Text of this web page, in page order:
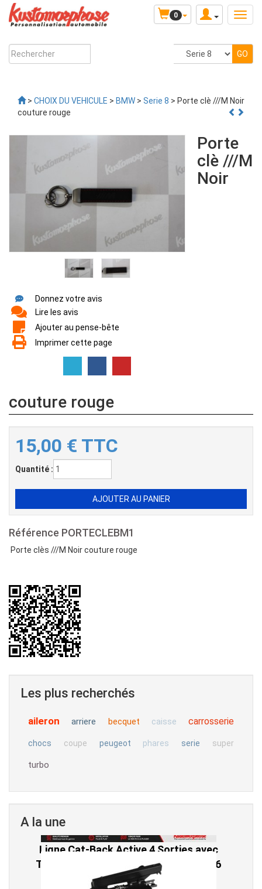
0
> CHOIX DU VEHICULE > BMW > Serie 8 > Porte clè ///M Noir
couture rouge
Donnez votre avis
Lire les avis
Ajouter au pense-bête
Imprimer cette page
Porte
clè ///M
Noir
couture rouge
15,00 € TTC
Quantité :
Référence PORTECLEBM1
Porte clès ///M Noir couture rouge
Les plus recherchés
aileron arriere becquet caisse carrosserie
chocs coupe peugeot phares serie super
turbo
A la une